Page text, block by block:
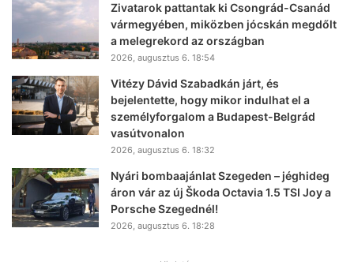
Zivatarok pattantak ki Csongrád-Csanád
vármegyében, miközben jócskán megdőlt
a melegrekord az országban
2026, augusztus 6. 18:54
Vitézy Dávid Szabadkán járt, és
bejelentette, hogy mikor indulhat el a
személyforgalom a Budapest-Belgrád
vasútvonalon
2026, augusztus 6. 18:32
Nyári bombaajánlat Szegeden – jéghideg
áron vár az új Škoda Octavia 1.5 TSI Joy a
Porsche Szegednél!
2026, augusztus 6. 18:28